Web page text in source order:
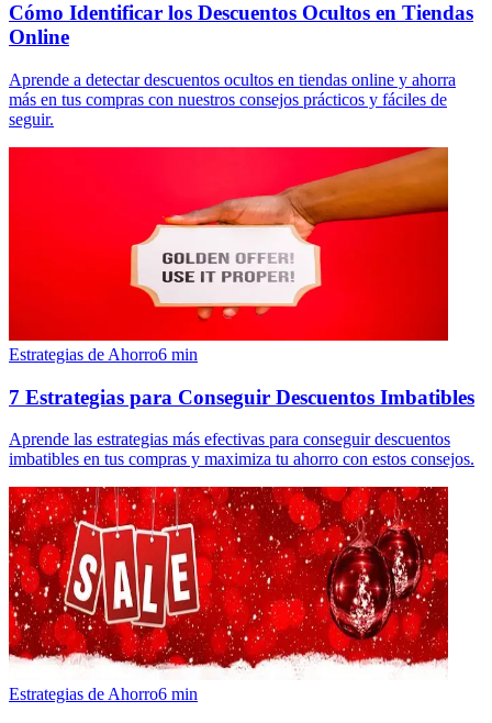
Cómo Identificar los Descuentos Ocultos en Tiendas
Online
Aprende a detectar descuentos ocultos en tiendas online y ahorra
más en tus compras con nuestros consejos prácticos y fáciles de
seguir.
Estrategias de Ahorro6 min
7 Estrategias para Conseguir Descuentos Imbatibles
Aprende las estrategias más efectivas para conseguir descuentos
imbatibles en tus compras y maximiza tu ahorro con estos consejos.
Estrategias de Ahorro6 min